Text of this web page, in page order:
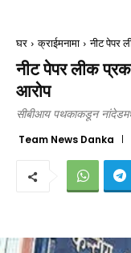
घर क्राईमनामा नीट पेपर
नीट पेपर लीक
आरोप
सीबीआय पथकाकडून
Team News Danka